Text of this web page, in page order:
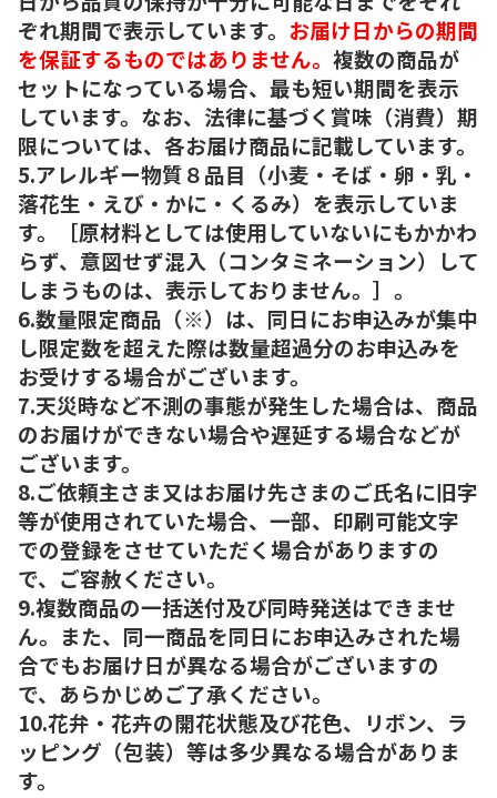
ぞれ期間で表示しています。 お届け日からの期間
を保証するものではありません。 複数の商品が
セットになっている場合、最も短い期間を表示
しています。なお、法律に基づく賞味（消費）期
限については、各お届け商品に記載しています。
5.アレルギー物質８品目（小麦・そば・卵・乳・
落花生・えび・かに・くるみ）を表示していま
す。［原材料としては使用していないにもかかわ
らず、意図せず混入（コンタミネーション）して
しまうものは、表示しておりません。］。
6.数量限定商品（※）は、同日にお申込みが集中
し限定数を超えた際は数量超過分のお申込みを
お受けする場合がございます。
7.天災時など不測の事態が発生した場合は、商品
のお届けができない場合や遅延する場合などが
ございます。
8.ご依頼主さま又はお届け先さまのご氏名に旧字
等が使用されていた場合、一部、印刷可能文字
での登録をさせていただく場合がありますの
で、ご容赦ください。
9.複数商品の一括送付及び同時発送はできませ
ん。また、同一商品を同日にお申込みされた場
合でもお届け日が異なる場合がございますの
で、あらかじめご了承ください。
10.花弁・花卉の開花状態及び花色、リボン、ラ
ッピング（包装）等は多少異なる場合がありま
す。